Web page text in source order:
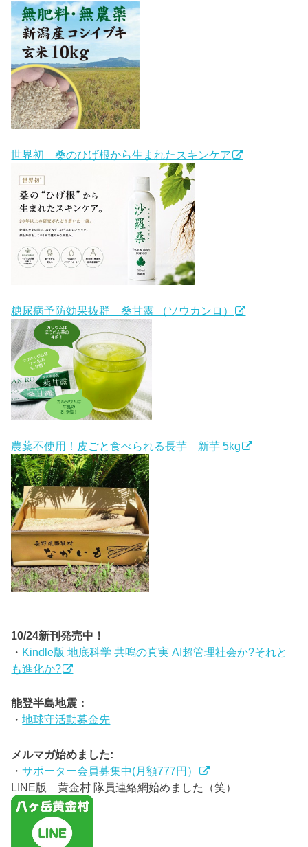
世界初 桑のひげ根から生まれたスキンケア
糖尿病予防効果抜群 桑甘露 （ソウカンロ）
農薬不使用！皮ごと食べられる長芋 新芋 5kg
10/24新刊発売中！
・ Kindle版 地底科学 共鳴の真実 AI超管理社会か?それと
も進化か?
能登半島地震：
・地球守活動募金先
メルマガ始めました:
・サポーター会員募集中(月額777円）
LINE版 黄金村 隊員連絡網始めました（笑）